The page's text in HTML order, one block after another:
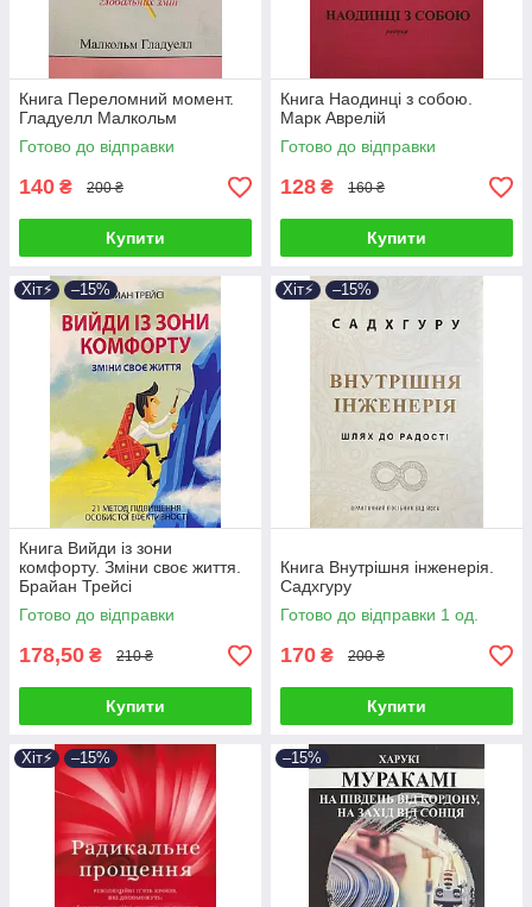
Книга Переломний момент.
Гладуелл Малкольм
Готово до відправки
140 ₴ 200 ₴
Купити
Книга Наодинці з собою.
Марк Аврелій
Готово до відправки
128 ₴ 160 ₴
Купити
Хіт⚡️ –15%
Книга Вийди із зони
комфорту. Зміни своє життя.
Брайан Трейсі
Готово до відправки
178,50 ₴ 210 ₴
Купити
Хіт⚡️ –15%
Книга Внутрішня інженерія.
Садхгуру
Готово до відправки 1 од.
170 ₴ 200 ₴
Купити
Хіт⚡️ –15% –15%